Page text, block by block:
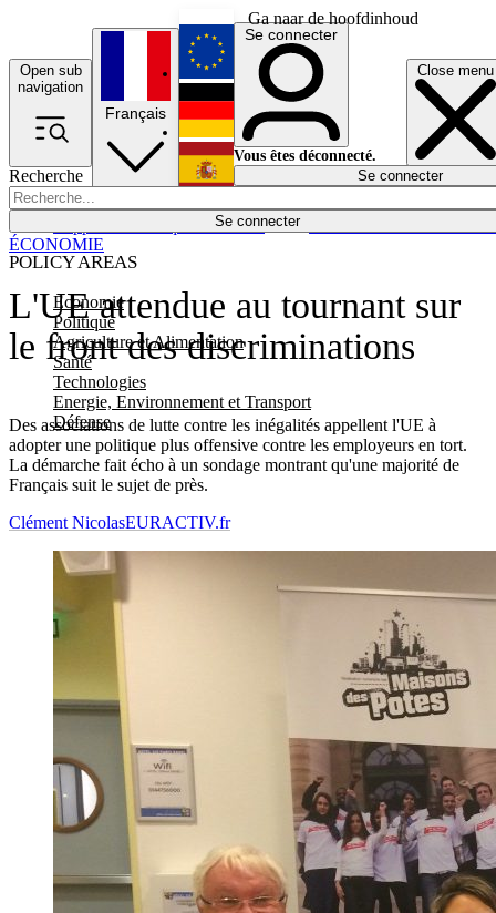
Ga naar de hoofdinhoud
Open sub
navigation
Close menu
Recherche
Se connecter
POLICY AREAS
Economie
Politique
Agriculture et Alimentation
Santé
Technologies
Energie, Environnement et Transport
Défense
Économie
Français
English
Deutsch
Español
Se connecter
Vous êtes déconnecté.
Se connecter
L'UE attendue au tournant sur
le front des discriminations
Des associations de lutte contre les inégalités appellent l'UE à
adopter une politique plus offensive contre les employeurs en tort.
La démarche fait écho à un sondage montrant qu'une majorité de
Français suit le sujet de près.
ÉCONOMIE
Clément NicolasEURACTIV.fr